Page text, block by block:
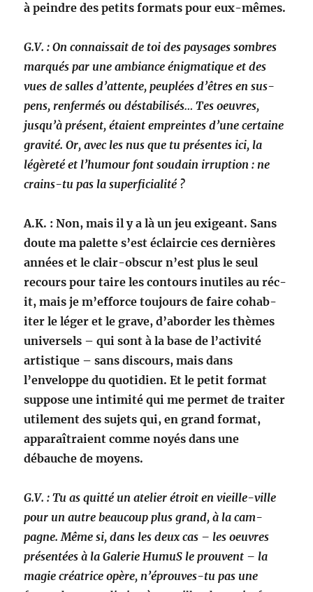
àpein­dre des petits for­mats pour eux-mêmes.
G.V. : On con­nais­sait de toi des paysages som­bres
mar­qués par uneambiance énig­ma­tique et des
vues de salles d’attente, peu­plées d’êtresen sus­
pens, ren­fer­més ou désta­bil­isés… Tes oeu­vres,
jusqu’à présent,étaient empreintes d’une cer­taine
grav­ité. Or, avec les nus que tu présentes ici, la
légèreté et l’humour font soudain irrup­tion : ne
crains-tupas la superficialité ?
A.K. : Non, mais il y a là un jeu exigeant. Sans
doute ma palette s’estéclair­cie ces dernières
années et le clair-obscur n’est plus le seul
recourspour taire les con­tours inutiles au réc­
it, mais je m’efforce tou­jours de fairecohab­
iter le léger et le grave, d’aborder les thèmes
uni­versels – qui sontà la base de l’activité
artis­tique – sans dis­cours, mais dans
l’enveloppe duquo­ti­di­en. Et le petit for­mat
sup­pose une intim­ité qui me per­met de traiter
utile­ment des sujets qui, en grand for­mat,
appa­raî­traient commenoyés dans une
débauche de moyens.
G.V. : Tu as quit­té un ate­lier étroit en vieille-ville
pour un autre beau­coup plus grand, à la cam­
pagne. Même si, dans les deux cas – lesoeu­vres
présen­tées à la Galerie HumuS le prou­vent – la
magie créa­trice opère, n’éprouves-tu pas une